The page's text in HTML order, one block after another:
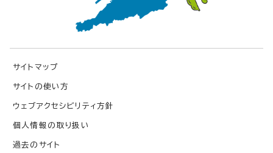
サイトマップ
サイトの使い方
ウェブアクセシビリティ方針
個人情報の取り扱い
過去のサイト